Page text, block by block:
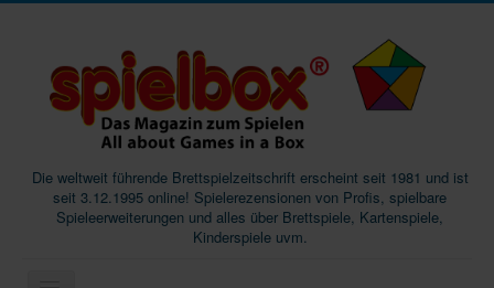
Die weltweit führende Brettspielzeitschrift erscheint seit 1981 und ist
seit 3.12.1995 online! Spielerezensionen von Profis, spielbare
Spieleerweiterungen und alles über Brettspiele, Kartenspiele,
Kinderspiele uvm.